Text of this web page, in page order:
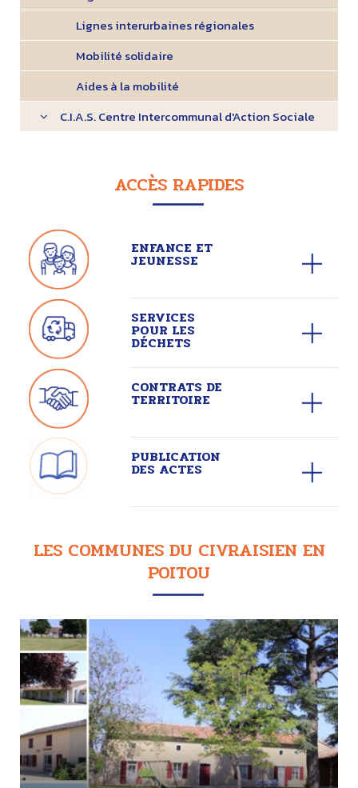
Lignes interurbaines régionales
Mobilité solidaire
Aides à la mobilité
C.I.A.S. Centre Intercommunal d'Action Sociale
ACCÈS RAPIDES
ENFANCE ET
JEUNESSE
SERVICES
POUR LES
DÉCHETS
CONTRATS DE
TERRITOIRE
PUBLICATION
DES ACTES
LES COMMUNES DU CIVRAISIEN EN
POITOU